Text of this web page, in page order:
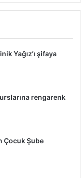
Yağız’ı şifaya
rengarenk
Çocuk Şube